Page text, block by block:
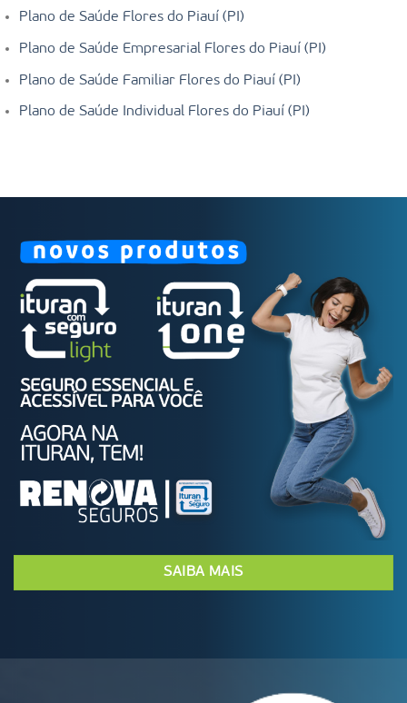
Plano de Saúde Flores do Piauí (PI)
Plano de Saúde Empresarial Flores do Piauí (PI)
Plano de Saúde Familiar Flores do Piauí (PI)
Plano de Saúde Individual Flores do Piauí (PI)
SAIBA MAIS